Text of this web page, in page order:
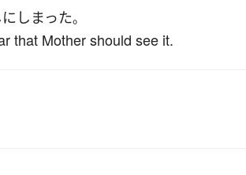
に しまった。
that Mother should see it.